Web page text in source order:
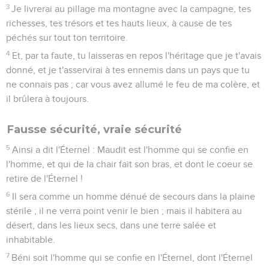
3 Je livrerai au pillage ma montagne avec la campagne, tes
richesses, tes trésors et tes hauts lieux, à cause de tes
péchés sur tout ton territoire.
4 Et, par ta faute, tu laisseras en repos l'héritage que je t'avais
donné, et je t'asservirai à tes ennemis dans un pays que tu
ne connais pas ; car vous avez allumé le feu de ma colère, et
il brûlera à toujours.
Fausse sécurité, vraie sécurité
5 Ainsi a dit l'Éternel : Maudit est l'homme qui se confie en
l'homme, et qui de la chair fait son bras, et dont le coeur se
retire de l'Éternel !
6 Il sera comme un homme dénué de secours dans la plaine
stérile ; il ne verra point venir le bien ; mais il habitera au
désert, dans les lieux secs, dans une terre salée et
inhabitable.
7 Béni soit l'homme qui se confie en l'Éternel, dont l'Éternel